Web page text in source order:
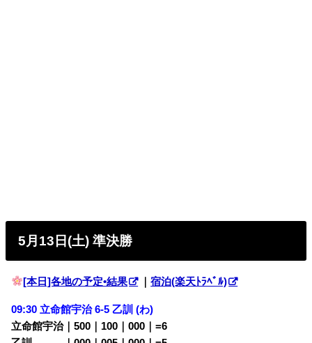
5月13日(土) 準決勝
[本日]各地の予定•結果 ｜宿泊(楽天ﾄﾗﾍﾞﾙ)
09:30 立命館宇治 6-5 乙訓 (わ)
立命館宇治｜500｜100｜000｜=6